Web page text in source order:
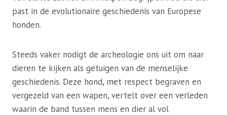
past in de evolutionaire geschiedenis van Europese
honden.
Steeds vaker nodigt de archeologie ons uit om naar
dieren te kijken als getuigen van de menselijke
geschiedenis. Deze hond, met respect begraven en
vergezeld van een wapen, vertelt over een verleden
waarin de band tussen mens en dier al vol